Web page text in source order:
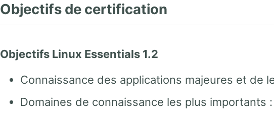
Objectifs de certification
Objectifs Linux Essentials 1.2
Connaissance des applications majeures et de
Domaines de connaissance les plus importants :